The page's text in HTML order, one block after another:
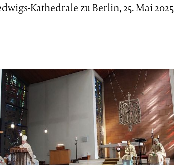
Kathedrale zu Berlin, 25. Mai 2025